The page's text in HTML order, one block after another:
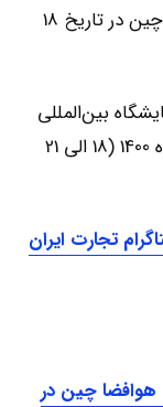
چهارمین نمایشگاه بین‌المللی واردات ونجو چین در تاریخ 18
بین‌المللی
واردات ونجو چین در تاریخ 7 الی 23 آان ماه 1400 (18 الی 21
تجارت ایران
هوافضا چین در